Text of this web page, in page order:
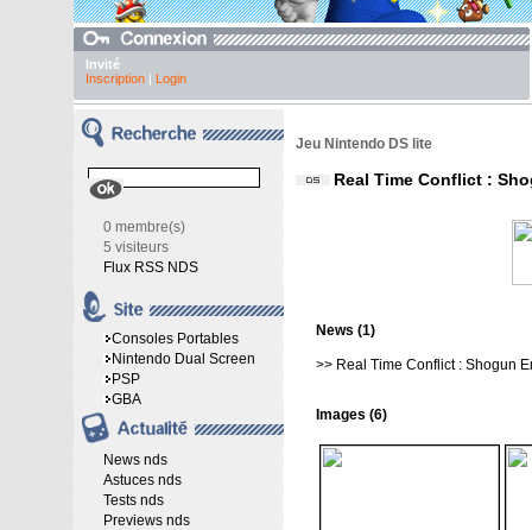
Invité
Inscription| Login
0 membre(s)
5 visiteurs
Flux RSS NDS
Consoles Portables
Nintendo Dual Screen
PSP
GBA
News nds
Astuces nds
Tests nds
Previews nds
Jeu Nintendo DS lite
Real Time Conflict :
News (1)
>> Real Time Conflict : Shogun
Images (6)